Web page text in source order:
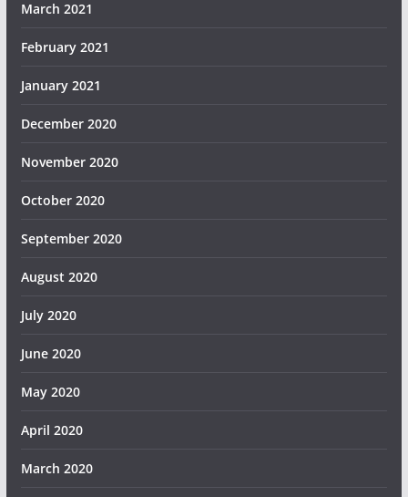
March 2021
February 2021
January 2021
December 2020
November 2020
October 2020
September 2020
August 2020
July 2020
June 2020
May 2020
April 2020
March 2020